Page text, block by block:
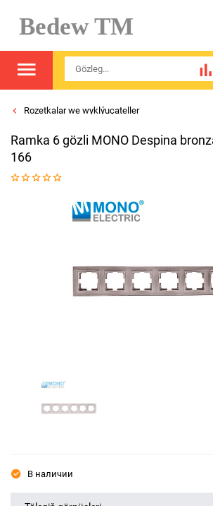
Bedew TM
Rozetkalar we wyklýuçateller
Ramka 6 gözli MONO Despina
166
В наличии